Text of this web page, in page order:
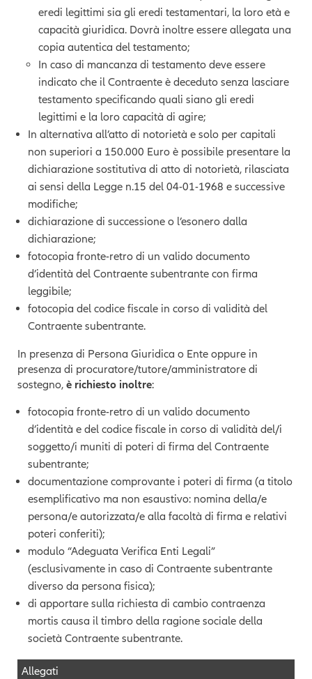
eredi legittimi sia gli eredi testamentari, la loro età e
capacità giuridica. Dovrà inoltre essere allegata una
copia autentica del testamento;
In caso di mancanza di testamento deve essere
indicato che il Contraente è deceduto senza lasciare
testamento specificando quali siano gli eredi
legittimi e la loro capacità di agire;
In alternativa all’atto di notorietà e solo per capitali
non superiori a 150.000 Euro è possibile presentare la
dichiarazione sostitutiva di atto di notorietà, rilasciata
ai sensi della Legge n.15 del 04-01-1968 e successive
modifiche;
dichiarazione di successione o l’esonero dalla
dichiarazione;
fotocopia fronte-retro di un valido documento
d’identità del Contraente subentrante con firma
leggibile;
fotocopia del codice fiscale in corso di validità del
Contraente subentrante.
In presenza di Persona Giuridica o Ente oppure in
presenza di procuratore/tutore/amministratore di
sostegno, è richiesto inoltre:
fotocopia fronte-retro di un valido documento
d’identità e del codice fiscale in corso di validità del/i
soggetto/i muniti di poteri di firma del Contraente
subentrante;
documentazione comprovante i poteri di firma (a titolo
esemplificativo ma non esaustivo: nomina della/e
persona/e autorizzata/e alla facoltà di firma e relativi
poteri conferiti);
modulo “Adeguata Verifica Enti Legali”
(esclusivamente in caso di Contraente subentrante
diverso da persona fisica);
di apportare sulla richiesta di cambio contraenza
mortis causa il timbro della ragione sociale della
società Contraente subentrante.
Allegati